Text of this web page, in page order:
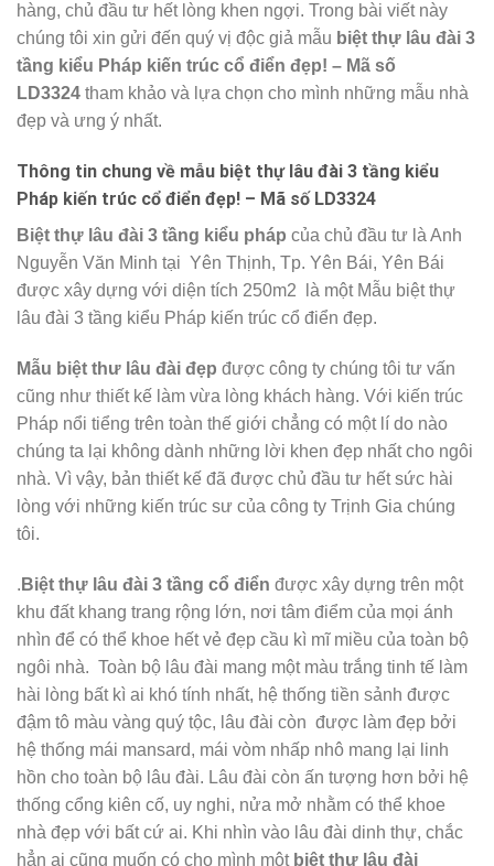
hàng, chủ đầu tư hết lòng khen ngợi. Trong bài viết này
chúng tôi xin gửi đến quý vị độc giả mẫu biệt thự lâu đài 3
tầng kiểu Pháp kiến trúc cổ điển đẹp! – Mã số
LD3324 tham khảo và lựa chọn cho mình những mẫu nhà
đẹp và ưng ý nhất.
Thông tin chung về mẫu biệt thự lâu đài 3 tầng kiểu
Pháp kiến trúc cổ điển đẹp! – Mã số LD3324
Biệt thự lâu đài 3 tầng kiểu pháp của chủ đầu tư là Anh
Nguyễn Văn Minh tại Yên Thịnh, Tp. Yên Bái, Yên Bái
được xây dựng với diện tích 250m2 là một Mẫu biệt thự
lâu đài 3 tầng kiểu Pháp kiến trúc cổ điển đẹp.
Mẫu biệt thư lâu đài đẹp được công ty chúng tôi tư vấn
cũng như thiết kế làm vừa lòng khách hàng. Với kiến trúc
Pháp nổi tiểng trên toàn thế giới chẳng có một lí do nào
chúng ta lại không dành những lời khen đẹp nhất cho ngôi
nhà. Vì vậy, bản thiết kế đã được chủ đầu tư hết sức hài
lòng với những kiến trúc sư của công ty Trịnh Gia chúng
tôi.
. Biệt thự lâu đài 3 tầng cổ điển được xây dựng trên một
khu đất khang trang rộng lớn, nơi tâm điểm của mọi ánh
nhìn để có thể khoe hết vẻ đẹp cầu kì mĩ miều của toàn bộ
ngôi nhà. Toàn bộ lâu đài mang một màu trắng tinh tế làm
hài lòng bất kì ai khó tính nhất, hệ thống tiền sảnh được
đậm tô màu vàng quý tộc, lâu đài còn được làm đẹp bởi
hệ thống mái mansard, mái vòm nhấp nhô mang lại linh
hồn cho toàn bộ lâu đài. Lâu đài còn ấn tượng hơn bởi hệ
thống cổng kiên cố, uy nghi, nửa mở nhằm có thể khoe
nhà đẹp với bất cứ ai. Khi nhìn vào lâu đài dinh thự, chắc
hẳn ai cũng muốn có cho mình một biệt thự lâu đài